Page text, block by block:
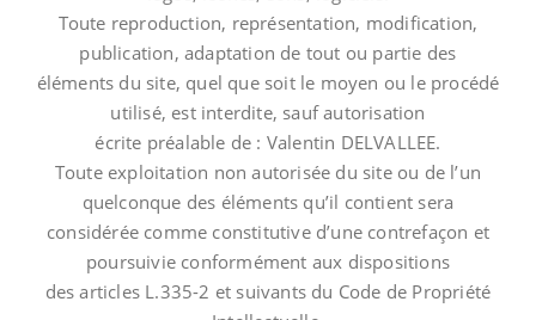
Toute reproduction, représentation, modification,
publication, adaptation de tout ou partie des
éléments du site, quel que soit le moyen ou le procédé
utilisé, est interdite, sauf autorisation
écrite préalable de : Valentin DELVALLEE.
Toute exploitation non autorisée du site ou de l’un
quelconque des éléments qu’il contient sera
considérée comme constitutive d’une contrefaçon et
poursuivie conformément aux dispositions
des articles L.335-2 et suivants du Code de Propriété